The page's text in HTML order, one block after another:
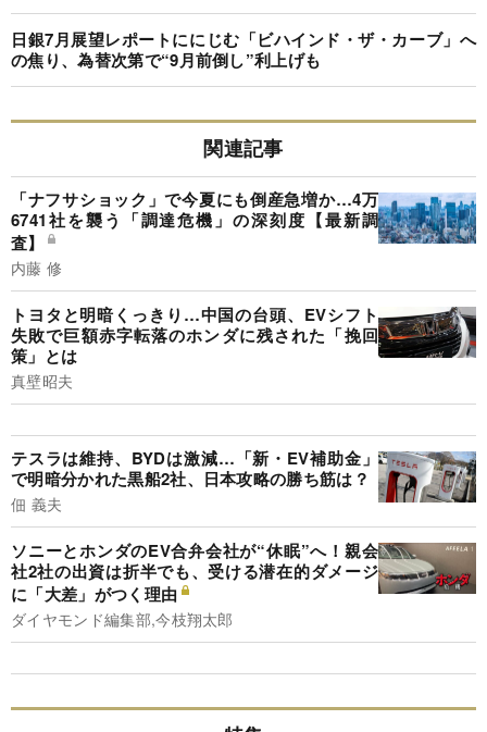
日銀7月展望レポートににじむ「ビハインド・ザ・カーブ」へ
の焦り、為替次第で“9月前倒し”利上げも
関連記事
「ナフサショック」で今夏にも倒産急増か…4万
6741社を襲う「調達危機」の深刻度【最新調
査】
内藤 修
トヨタと明暗くっきり…中国の台頭、EVシフト
失敗で巨額赤字転落のホンダに残された「挽回
策」とは
真壁昭夫
テスラは維持、BYDは激減…「新・EV補助金」
で明暗分かれた黒船2社、日本攻略の勝ち筋は？
佃 義夫
ソニーとホンダのEV合弁会社が“休眠”へ！親会
社2社の出資は折半でも、受ける潜在的ダメージ
に「大差」がつく理由
ダイヤモンド編集部,今枝翔太郎